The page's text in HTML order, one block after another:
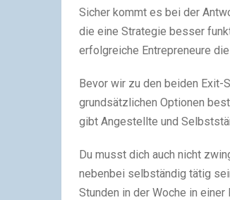
Sicher kommt es bei der
die eine Strategie besser
erfolgreiche Entrepreneure
Bevor wir zu den beiden Exit-
grundsätzlichen Optionen
gibt Angestellte und
Du musst dich auch nicht
nebenbei selbständig tätig
Stunden in der Woche in